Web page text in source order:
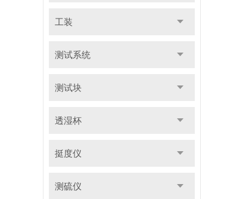
工装
测试系统
测试块
透湿杯
挺度仪
测硫仪